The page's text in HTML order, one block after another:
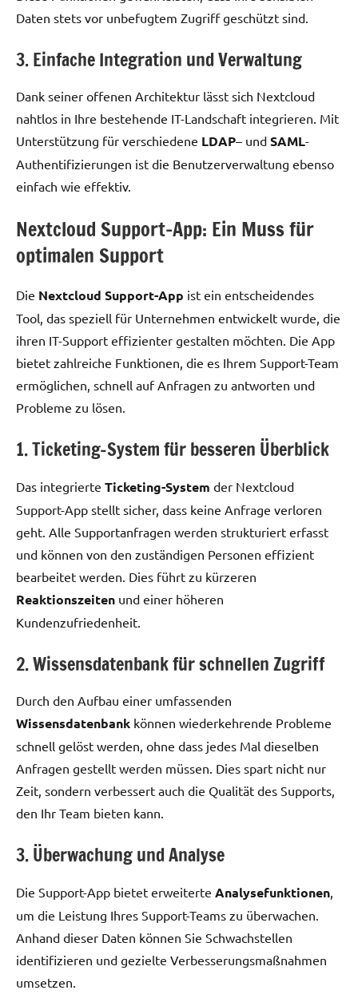
Daten stets vor unbefugtem Zugriff geschützt sind.
3. Einfache Integration und Verwaltung
Dank seiner offenen Architektur lässt sich Nextcloud
nahtlos in Ihre bestehende IT-Landschaft integrieren. Mit
Unterstützung für verschiedene LDAP– und SAML-
Authentifizierungen ist die Benutzerverwaltung ebenso
einfach wie effektiv.
Nextcloud Support-App: Ein Muss für
optimalen Support
Die Nextcloud Support-App ist ein entscheidendes
Tool, das speziell für Unternehmen entwickelt wurde, die
ihren IT-Support effizienter gestalten möchten. Die App
bietet zahlreiche Funktionen, die es Ihrem Support-Team
ermöglichen, schnell auf Anfragen zu antworten und
Probleme zu lösen.
1. Ticketing-System für besseren Überblick
Das integrierte Ticketing-System der Nextcloud
Support-App stellt sicher, dass keine Anfrage verloren
geht. Alle Supportanfragen werden strukturiert erfasst
und können von den zuständigen Personen effizient
bearbeitet werden. Dies führt zu kürzeren
Reaktionszeiten und einer höheren
Kundenzufriedenheit.
2. Wissensdatenbank für schnellen Zugriff
Durch den Aufbau einer umfassenden
Wissensdatenbank können wiederkehrende Probleme
schnell gelöst werden, ohne dass jedes Mal dieselben
Anfragen gestellt werden müssen. Dies spart nicht nur
Zeit, sondern verbessert auch die Qualität des Supports,
den Ihr Team bieten kann.
3. Überwachung und Analyse
Die Support-App bietet erweiterte Analysefunktionen
um die Leistung Ihres Support-Teams zu überwachen.
Anhand dieser Daten können Sie Schwachstellen
identifizieren und gezielte Verbesserungsmaßnahmen
umsetzen.